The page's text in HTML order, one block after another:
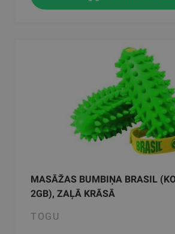
MASĀŽAS BUMBIŅA BRASIL
2GB), ZAĻĀ KRĀSĀ
TOGU